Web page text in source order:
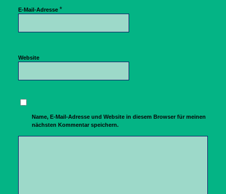
E-Mail-Adresse *
Website
Name, E-Mail-Adresse und Website in diesem Browser für meinen
nächsten Kommentar speichern.